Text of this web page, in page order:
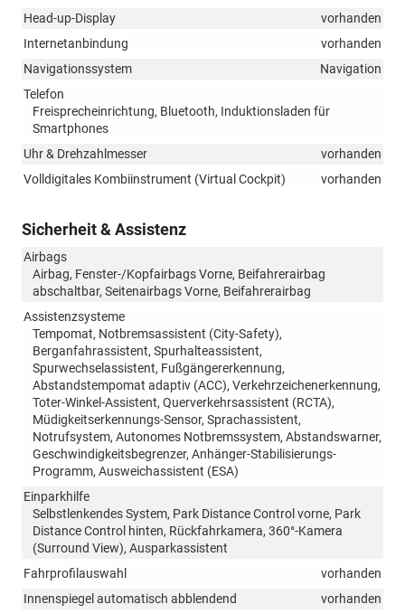
Head-up-Display
vorhanden
Internetanbindung
vorhanden
Navigationssystem
Navigation
Telefon
Freisprecheinrichtung, Bluetooth, Induktionsladen für
Smartphones
Uhr & Drehzahlmesser
vorhanden
Volldigitales Kombiinstrument (Virtual Cockpit)
vorhanden
Sicherheit & Assistenz
Airbags
Airbag, Fenster-/Kopfairbags Vorne, Beifahrerairbag
abschaltbar, Seitenairbags Vorne, Beifahrerairbag
Assistenzsysteme
Tempomat, Notbremsassistent (City-Safety),
Berganfahrassistent, Spurhalteassistent,
Spurwechselassistent, Fußgängererkennung,
Abstandstempomat adaptiv (ACC), Verkehrzeichenerkennung,
Toter-Winkel-Assistent, Querverkehrsassistent (RCTA),
Müdigkeitserkennungs-Sensor, Sprachassistent,
Notrufsystem, Autonomes Notbremssystem, Abstandswarner,
Geschwindigkeitsbegrenzer, Anhänger-Stabilisierungs-
Programm, Ausweichassistent (ESA)
Einparkhilfe
Selbstlenkendes System, Park Distance Control vorne, Park
Distance Control hinten, Rückfahrkamera, 360°-Kamera
(Surround View), Ausparkassistent
Fahrprofilauswahl
vorhanden
Innenspiegel automatisch abblendend
vorhanden